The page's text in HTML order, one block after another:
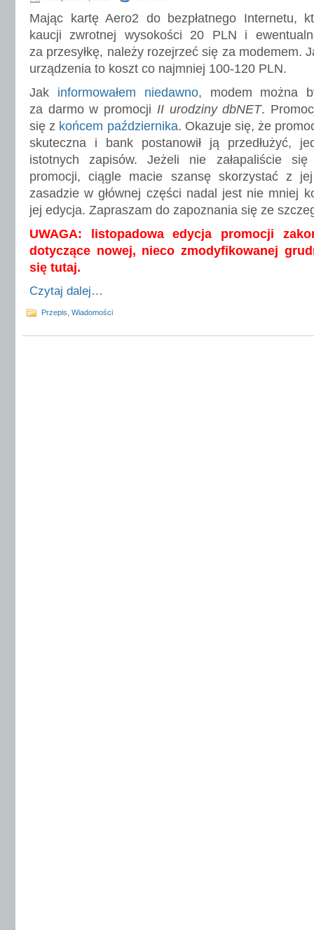
Mając kartę Aero2 do bezpłatnego Internetu,
kaucji zwrotnej wysokości 20 PLN i
za przesyłkę, należy rozejrzeć się za modemem.
urządzenia to koszt co najmniej 100-120 PLN.
Jak informowałem niedawno, modem można
za darmo w promocji II urodziny dbNET.
się z końcem października. Okazuje się, że
skuteczna i bank postanowił ją przedłużyć,
istotnych zapisów. Jeżeli nie załapaliście
promocji, ciągle macie szansę skorzystać z
zasadzie w głównej części nadal jest nie mniej
jej edycja. Zapraszam do zapoznania się ze
UWAGA: listopadowa edycja promocji
dotyczące nowej, nieco zmodyfikowanej
się tutaj.
Czytaj dalej…
Przepis Wiadomości